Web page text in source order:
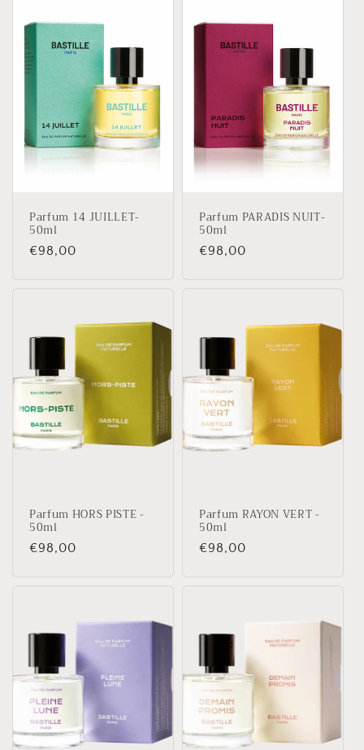
Parfum 14 JUILLET-
50ml
Prix
€98,00
Parfum PARADIS NUIT-
50ml
Prix
€98,00
Parfum HORS PISTE -
50ml
Prix
€98,00
Parfum RAYON VERT -
50ml
Prix
€98,00